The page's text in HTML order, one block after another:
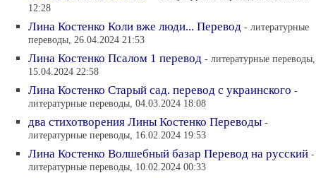
12:28
Лина Костенко Коли вже люди... Перевод - литературные
переводы, 26.04.2024 21:53
Лина Костенко Псалом 1 перевод - литературные переводы,
15.04.2024 22:58
Лина Костенко Старый сад. перевод с украинского -
литературные переводы, 04.03.2024 18:08
два стихотворения Лины Костенко Переводы -
литературные переводы, 16.02.2024 19:53
Лина Костенко Волшебный базар Перевод на русский -
литературные переводы, 10.02.2024 00:33